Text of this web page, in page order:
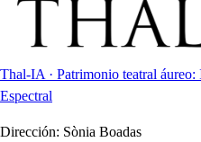
Thal-IA · Patrimonio teatral
Espectral
Dirección: Sònia Boadas